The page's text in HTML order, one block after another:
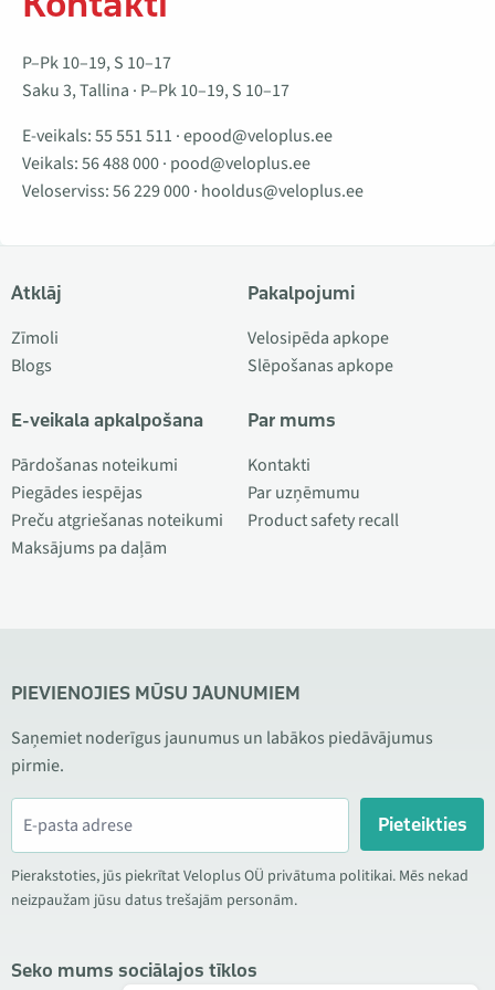
P–Pk 10–19, S 10–17
Saku 3, Tallina · P–Pk 10–19, S 10–17
E-veikals:55 551 511 ·epood@veloplus.ee
Veikals:56 488 000· pood@veloplus.ee
Veloserviss:56 229 000· hooldus@veloplus.ee
Atklāj
Zīmoli
Blogs
E-veikala apkalpošana
Pārdošanas noteikumi
Piegādes iespējas
Preču atgriešanas noteikumi
Maksājums pa daļām
Pakalpojumi
Velosipēda apkope
Slēpošanas apkope
Par mums
Kontakti
Par uzņēmumu
Product safety recall
PIEVIENOJIES MŪSU JAUNUMIEM
Saņemiet noderīgus jaunumus un labākos piedāvājumus
pirmie.
Pieteikties
Pierakstoties, jūs piekrītat Veloplus OÜ privātuma politikai. Mēs nekad
neizpaužam jūsu datus trešajām personām.
Seko mums sociālajos tīklos